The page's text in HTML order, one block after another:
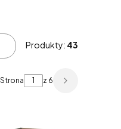
Produkty: 43
Strona z 6